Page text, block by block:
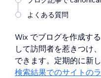
よくある質問
Wix でブログを作成す
して訪問者を惹きつけ
できます。定期的に新
検索結果でのサイトの